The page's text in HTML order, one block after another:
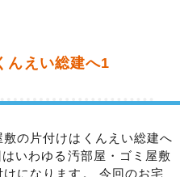
んえい総建へ1
敷の片付けはくんえい総建へ
いわゆる汚部屋・ゴミ屋敷
けになります。 今回のお宅